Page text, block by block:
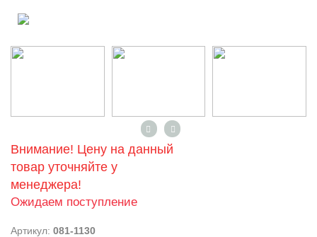
Внимание! Цену на данный
товар уточняйте у
менеджера!
Ожидаем поступление
Артикул: 081-1130